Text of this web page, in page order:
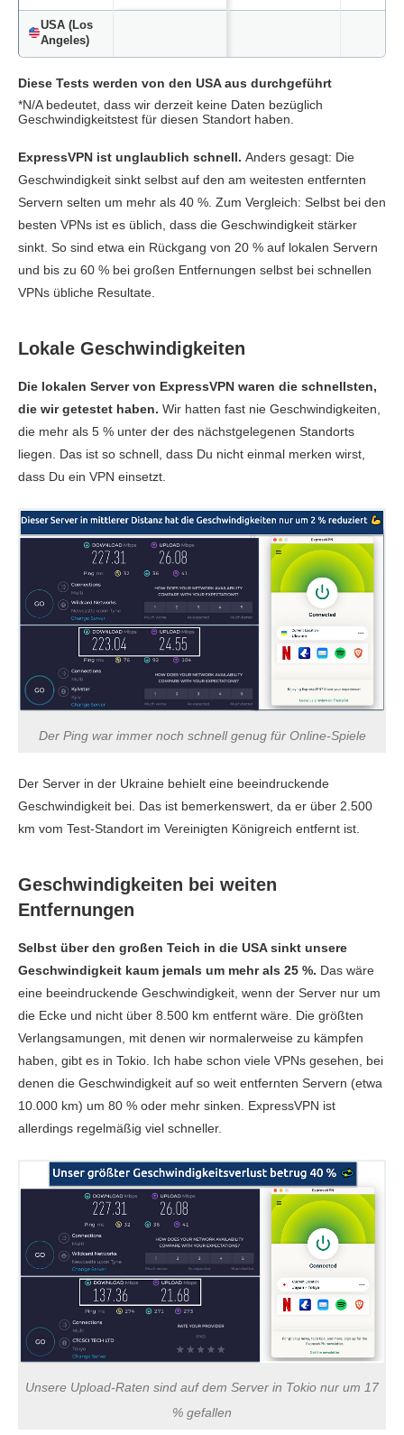
USA (Los
Angeles)
Upload
Ping
USA (New
York)
Download
Download
Upload
Brasilien
Download
Upload
UK
Upload
Frankreich
Upload
Ping
Japan
Upload
Australien
Download
Ping
Singapur
66.42 MBit/s
42 ms
175.09 MBit/s
46.30 MBit/s
158 MBit/s
80.81 MBit/s
68.73 MBit/s
89.52 MBit/s
62.77 MBit/s
118 ms
134.14 MBit/s
42.65 MBit/s
152 ms
142 MBit/s
115.86 MBit/s
173 ms
103.06 MBit/s
42 ms
80.67 MBit/s
8.23 MBit/s
8.39 MBit/s
186.87 MBit/s
63.28 MBit/s
102.14 MBit/s
114 ms
95.40 MBit/s
120 ms
145 ms
87.54 MBit/s
11.23 MBit/s
5.51
183.28
13.25
Diese Tests werden von den USA aus durchgeführt
*N/A bedeutet, dass wir derzeit keine Daten bezüglich
Geschwindigkeitstest für diesen Standort haben.
ExpressVPN ist unglaublich schnell. Anders gesagt: Die
Geschwindigkeit sinkt selbst auf den am weitesten entfernten
Servern selten um mehr als 40 %. Zum Vergleich: Selbst bei den
besten VPNs ist es üblich, dass die Geschwindigkeit stärker
sinkt. So sind etwa ein Rückgang von 20 % auf lokalen Servern
und bis zu 60 % bei großen Entfernungen selbst bei schnellen
VPNs übliche Resultate.
Lokale Geschwindigkeiten
Die lokalen Server von ExpressVPN waren die schnellsten,
die wir getestet haben. Wir hatten fast nie Geschwindigkeiten,
die mehr als 5 % unter der des nächstgelegenen Standorts
liegen. Das ist so schnell, dass Du nicht einmal merken wirst,
dass Du ein VPN einsetzt.
Der Ping war immer noch schnell genug für Online-Spiele
Der Server in der Ukraine behielt eine beeindruckende
Geschwindigkeit bei. Das ist bemerkenswert, da er über 2.500
km vom Test-Standort im Vereinigten Königreich entfernt ist.
Geschwindigkeiten bei weiten
Entfernungen
Selbst über den großen Teich in die USA sinkt unsere
Geschwindigkeit kaum jemals um mehr als 25 %. Das wäre
eine beeindruckende Geschwindigkeit, wenn der Server nur um
die Ecke und nicht über 8.500 km entfernt wäre. Die größten
Verlangsamungen, mit denen wir normalerweise zu kämpfen
haben, gibt es in Tokio. Ich habe schon viele VPNs gesehen, bei
denen die Geschwindigkeit auf so weit entfernten Servern (etwa
10.000 km) um 80 % oder mehr sinken. ExpressVPN ist
allerdings regelmäßig viel schneller.
Unsere Upload-Raten sind auf dem Server in Tokio nur um 17
% gefallen